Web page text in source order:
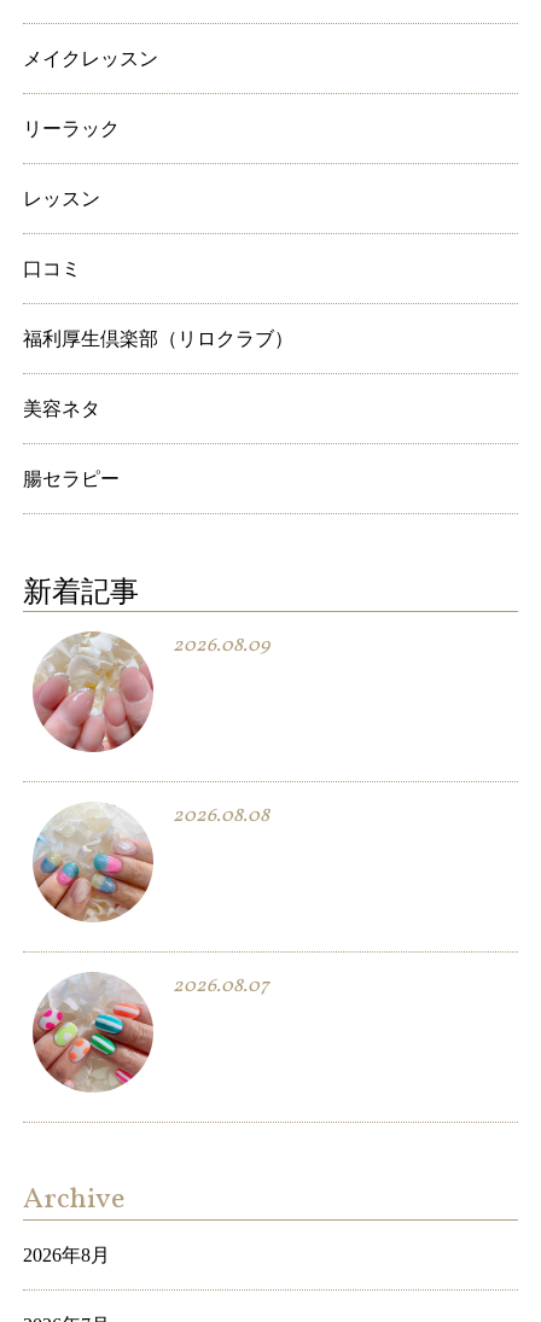
メイクレッスン
リーラック
レッスン
口コミ
福利厚生倶楽部（リロクラブ）
美容ネタ
腸セラピー
新着記事
2026.08.09
2026.08.08
2026.08.07
Archive
2026年8月